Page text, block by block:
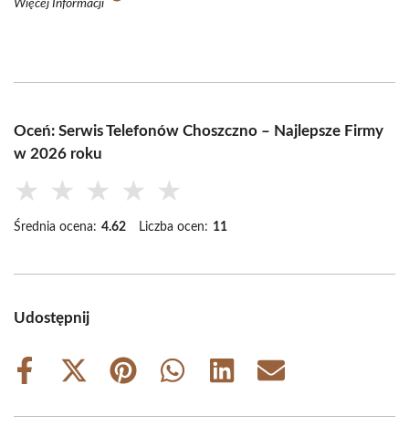
Więcej Informacji
Oceń: Serwis Telefonów Choszczno – Najlepsze Firmy
w 2026 roku
★ ★ ★ ★ ★
Średnia ocena: 4.62 Liczba ocen: 11
Udostępnij
Share
Share
(Twitter)
Share
Share
Share
Share